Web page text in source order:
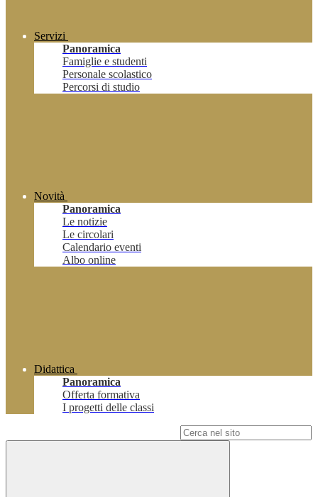
Servizi
Panoramica
Famiglie e studenti
Personale scolastico
Percorsi di studio
Novità
Panoramica
Le notizie
Le circolari
Calendario eventi
Albo online
Didattica
Panoramica
Offerta formativa
I progetti delle classi